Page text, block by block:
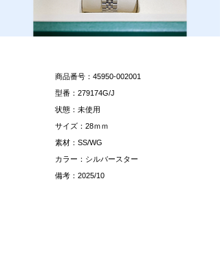
商品番号：45950-002001
型番：279174G/J
状態：未使用
サイズ：28ｍｍ
素材：SS/WG
カラー：シルバースター
備考：2025/10